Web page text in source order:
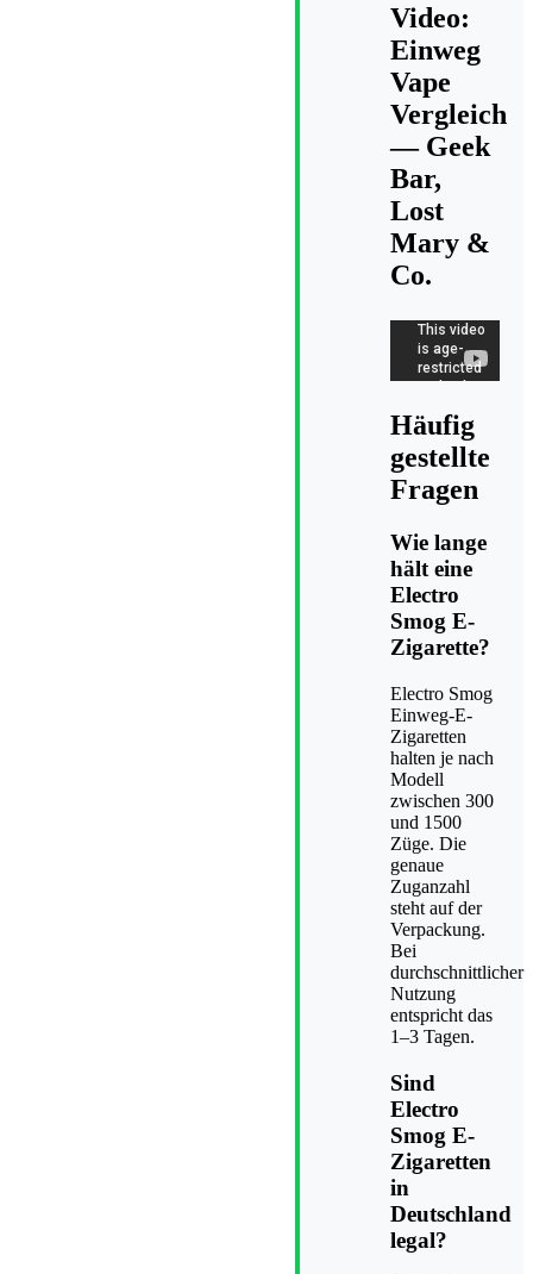
Video:
Einweg
Vape
Vergleich
— Geek
Bar,
Lost
Mary &
Co.
Häufig
gestellte
Fragen
Wie lange
hält eine
Electro
Smog E-
Zigarette?
Electro Smog
Einweg-E-
Zigaretten
halten je nach
Modell
zwischen 300
und 1500
Züge. Die
genaue
Zuganzahl
steht auf der
Verpackung.
Bei
durchschnittlicher
Nutzung
entspricht das
1–3 Tagen.
Sind
Electro
Smog E-
Zigaretten
in
Deutschland
legal?